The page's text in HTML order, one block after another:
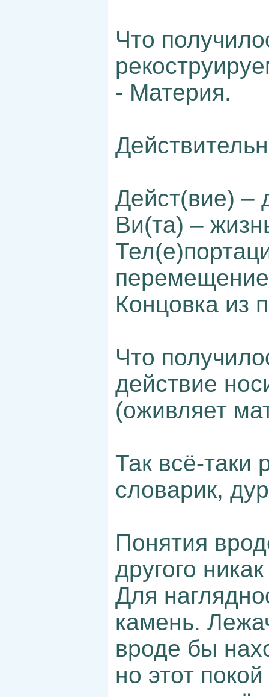
Что
- Материя.
Дейст(вие) –
Ви(та) –
Концовка из
Что
действие
(оживляет
Так всё-таки
словарик,
Понятия
другого
Для
камень.
вроде бы
но этот